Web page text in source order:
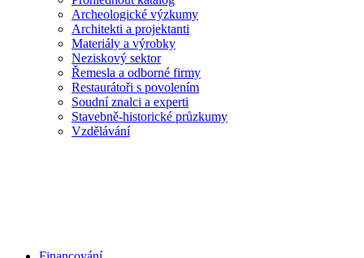
Archeologické výzkumy
Architekti a projektanti
Materiály a výrobky
Neziskový sektor
Řemesla a odborné firmy
Restaurátoři s povolením
Soudní znalci a experti
Stavebně-historické průzkumy
Vzdělávání